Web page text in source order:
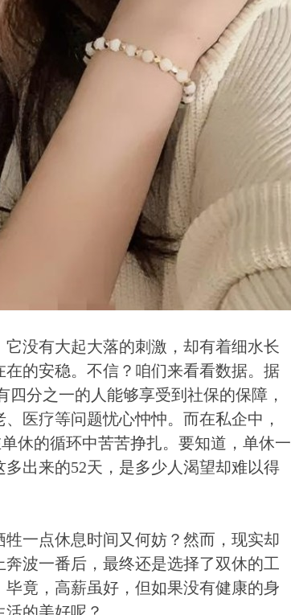
没有大起大落的刺激，却有着细水长
的安稳。不信？咱们来看看数据。据
分之一的人能够享受到社保的保障，
医疗等问题忧心忡忡。而在私企中，
休的循环中苦苦挣扎。要知道，单休一
出来的52天，是多少人渴望却难以得
一点休息时间又何妨？然而，现实却
波一番后，最终还是选择了双休的工
竟，高薪虽好，但如果没有健康的身